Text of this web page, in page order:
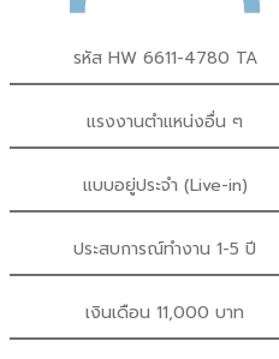
รหัส HW 6611-4780 TA
แรงงานตำแหน่งอื่น ๆ
แบบอยู่ประจำ (Live-in)
ประสบการณ์ทำงาน 1-5 ปี
เงินเดือน 11,000 บาท